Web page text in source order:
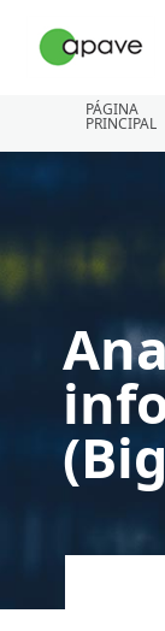
PÁGINA
PRINCIPAL